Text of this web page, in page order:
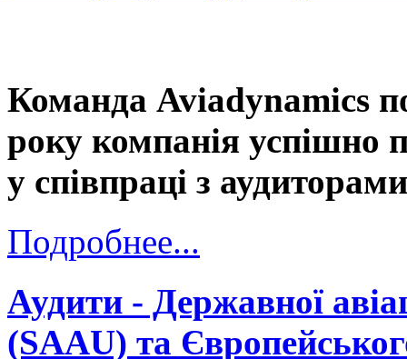
Команда Aviadynamics
року компанія успішно
у співпраці з
Подробнее...
Аудити - Державної
(SAAU) та